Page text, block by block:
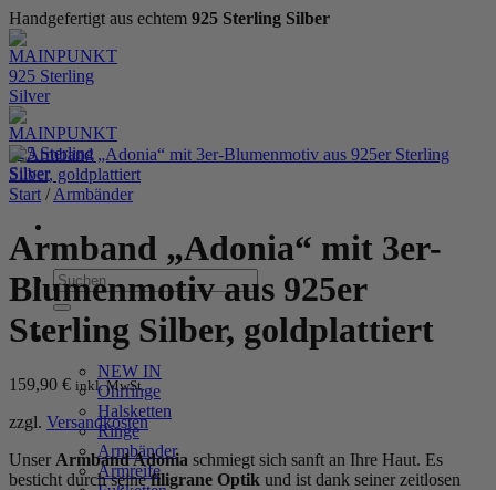
Handgefertigt aus echtem 925 Sterling Silber
Zum
Inhalt
springen
Suchen
nach:
WOMEN
NEW IN
Ohrringe
Halsketten
Ringe
Armbänder
Armreife
Start / Armbänder
Armband „Adonia“ mit 3er-
Blumenmotiv aus 925er
Sterling Silber, goldplattiert
159,90 € inkl. MwSt.
zzgl. Versandkosten
Unser Armband Adonia schmiegt sich sanft an Ihre Haut. Es
besticht durch seinefiligrane Optik und ist dank seiner zeitlosen